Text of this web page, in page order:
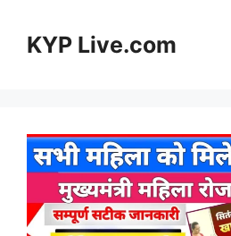
contentKYP Live.com